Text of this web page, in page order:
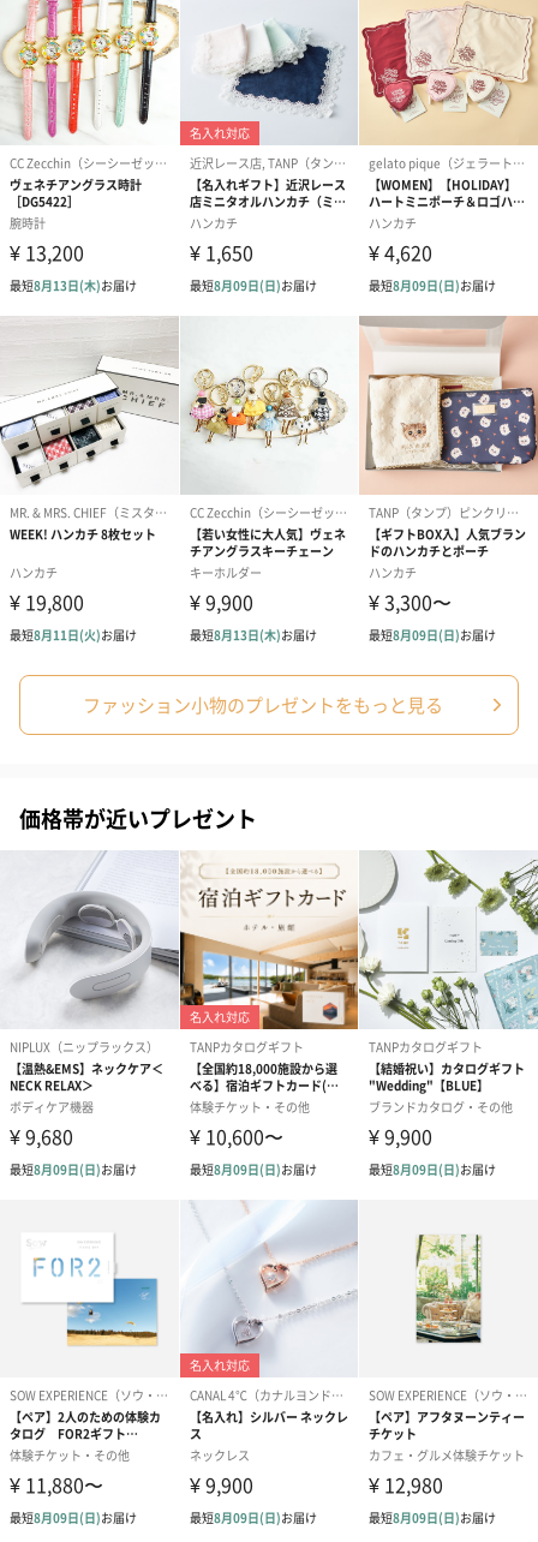
ワイン
キャメル
モカ
ブラック
お手入れ方法
バイヤーのカシミヤは他社のカシミヤ製品より繊維が細いものを
使用しております。マフラーやストールを長時間連続して使うの
は避けて、こまめにカシミヤ専用ブラシで優しく撫でてくださ
い。
洗濯について手洗いも可能ですが、信頼のおけるクリーニング屋
でのドライクリーニングをおすすめします。シーズンオフには一
度クリーニングに出した後、ジップ付きの袋に入れてください。
乾燥剤、防虫剤も一緒に入れて保管すると次のシーズンも快適に
お使いいただけます。
名入れ刺繍ができます
マフラーに名入れ刺繍ができるので、世界に一つだけのカシミヤ
マフラーをプレゼントすることができます。
※発送状況によりお選びいただけない場合がございます。オプシ
ョン選択画面にてご確認ください。
「BUYER」について
「BUYER」は、良質なカシミヤ商品を内モンゴルまで行き納得し
たものだけを仕入れてネットのみで販売するカシミヤ専門ブラン
ドです。内モンゴル産の高品質なカシミヤは、砂漠化により減少
しているとても貴重な素材となっています。「BUYER」は環境改
善のために、内モンゴルで植林活動にも貢献しています。高品質
で柔らかなカシミヤを体感してみませんか。
マフラー専用ボックスをご選択いただく場合
ファッション小物のプレゼントをもっと見る
価格帯が近いプレゼント